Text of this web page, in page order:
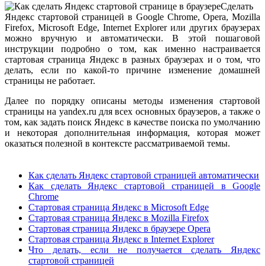
Сделать
Яндекс стартовой страницей в Google Chrome, Opera, Mozilla
Firefox, Microsoft Edge, Internet Explorer или других браузерах
можно вручную и автоматически. В этой пошаговой
инструкции подробно о том, как именно настраивается
стартовая страница Яндекс в разных браузерах и о том, что
делать, если по какой-то причине изменение домашней
страницы не работает.
Далее по порядку описаны методы изменения стартовой
страницы на yandex.ru для всех основных браузеров, а также о
том, как задать поиск Яндекс в качестве поиска по умолчанию
и некоторая дополнительная информация, которая может
оказаться полезной в контексте рассматриваемой темы.
Как сделать Яндекс стартовой страницей автоматически
Как сделать Яндекс стартовой страницей в Google
Chrome
Стартовая страница Яндекс в Microsoft Edge
Стартовая страница Яндекс в Mozilla Firefox
Стартовая страница Яндекс в браузере Opera
Стартовая страница Яндекс в Internet Explorer
Что делать, если не получается сделать Яндекс
стартовой страницей